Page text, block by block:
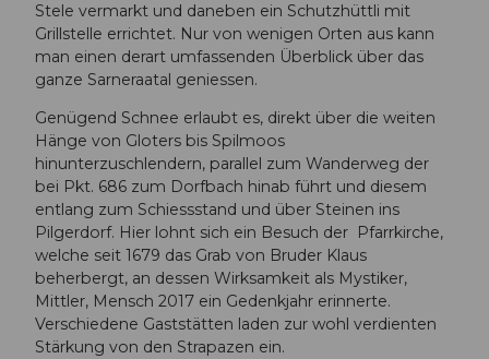
Stele vermarkt und daneben ein Schutzhüttli mit
Grillstelle errichtet. Nur von wenigen Orten aus kann
man einen derart umfassenden Überblick über das
ganze Sarneraatal geniessen.
Genügend Schnee erlaubt es, direkt über die weiten
Hänge von Gloters bis Spilmoos
hinunterzuschlendern, parallel zum Wanderweg der
bei Pkt. 686 zum Dorfbach hinab führt und diesem
entlang zum Schiessstand und über Steinen ins
Pilgerdorf. Hier lohnt sich ein Besuch der Pfarrkirche,
welche seit 1679 das Grab von Bruder Klaus
beherbergt, an dessen Wirksamkeit als Mystiker,
Mittler, Mensch 2017 ein Gedenkjahr erinnerte.
Verschiedene Gaststätten laden zur wohl verdienten
Stärkung von den Strapazen ein.